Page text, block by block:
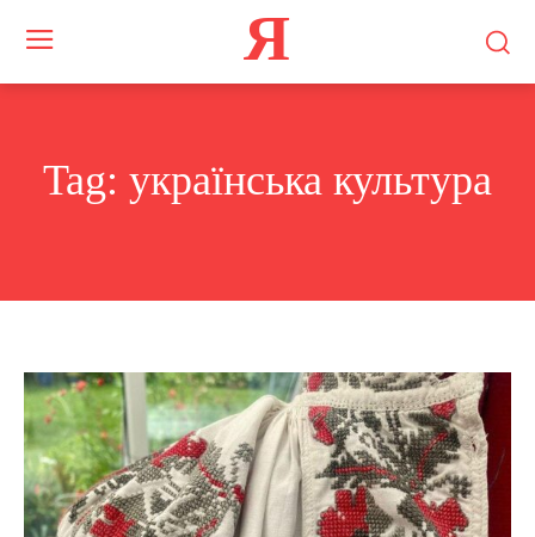
Я
Tag: українська культура